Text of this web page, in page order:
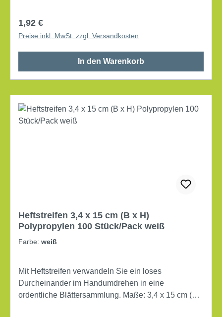
Regulärer Preis:
1,92 €
Preise inkl. MwSt. zzgl. Versandkosten
In den Warenkorb
Heftstreifen 3,4 x 15 cm (B x H)
Polypropylen 100 Stück/Pack weiß
Farbe: weiß
Mit Heftstreifen verwandeln Sie ein loses
Durcheinander im Handumdrehen in eine
ordentliche Blättersammlung. Maße: 3,4 x 15 cm (B x